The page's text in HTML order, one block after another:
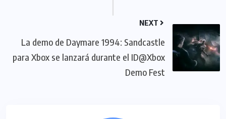
NEXT
La demo de Daymare 1994: Sandcastle
para Xbox se lanzará durante el ID@Xbox
Demo Fest